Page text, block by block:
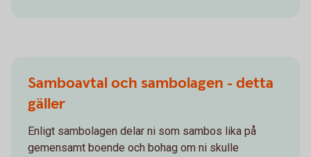
Samboavtal och sambolagen - detta
gäller
Enligt sambolagen delar ni som sambos lika på
gemensamt boende och bohag om ni skulle